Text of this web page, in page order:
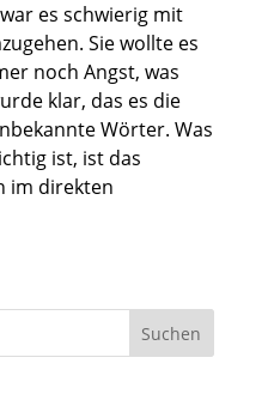
es schwierig mit
Sie wollte es
noch Angst, was
klar, das es die
Wörter. Was
ist, ist das
im direkten